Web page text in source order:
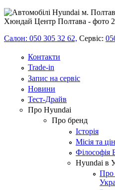
Салон: 050 305 32 62, Сервіс:
Контакти
Trade-in
Запис на сервіс
Новини
Тест-Драйв
Про Hyundai
Про бренд
Історія
Місія та
Філософія
Hyundai в
Про